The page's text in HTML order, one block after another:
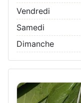
Vendredi
Samedi
Dimanche